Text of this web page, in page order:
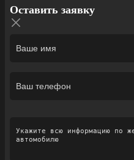
Оставить заявку